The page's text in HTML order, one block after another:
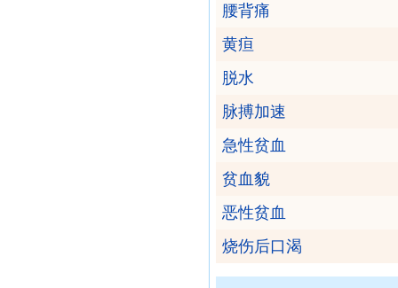
腰背痛
黄疸
脱水
脉搏加速
急性贫血
贫血貌
恶性贫血
烧伤后口渴